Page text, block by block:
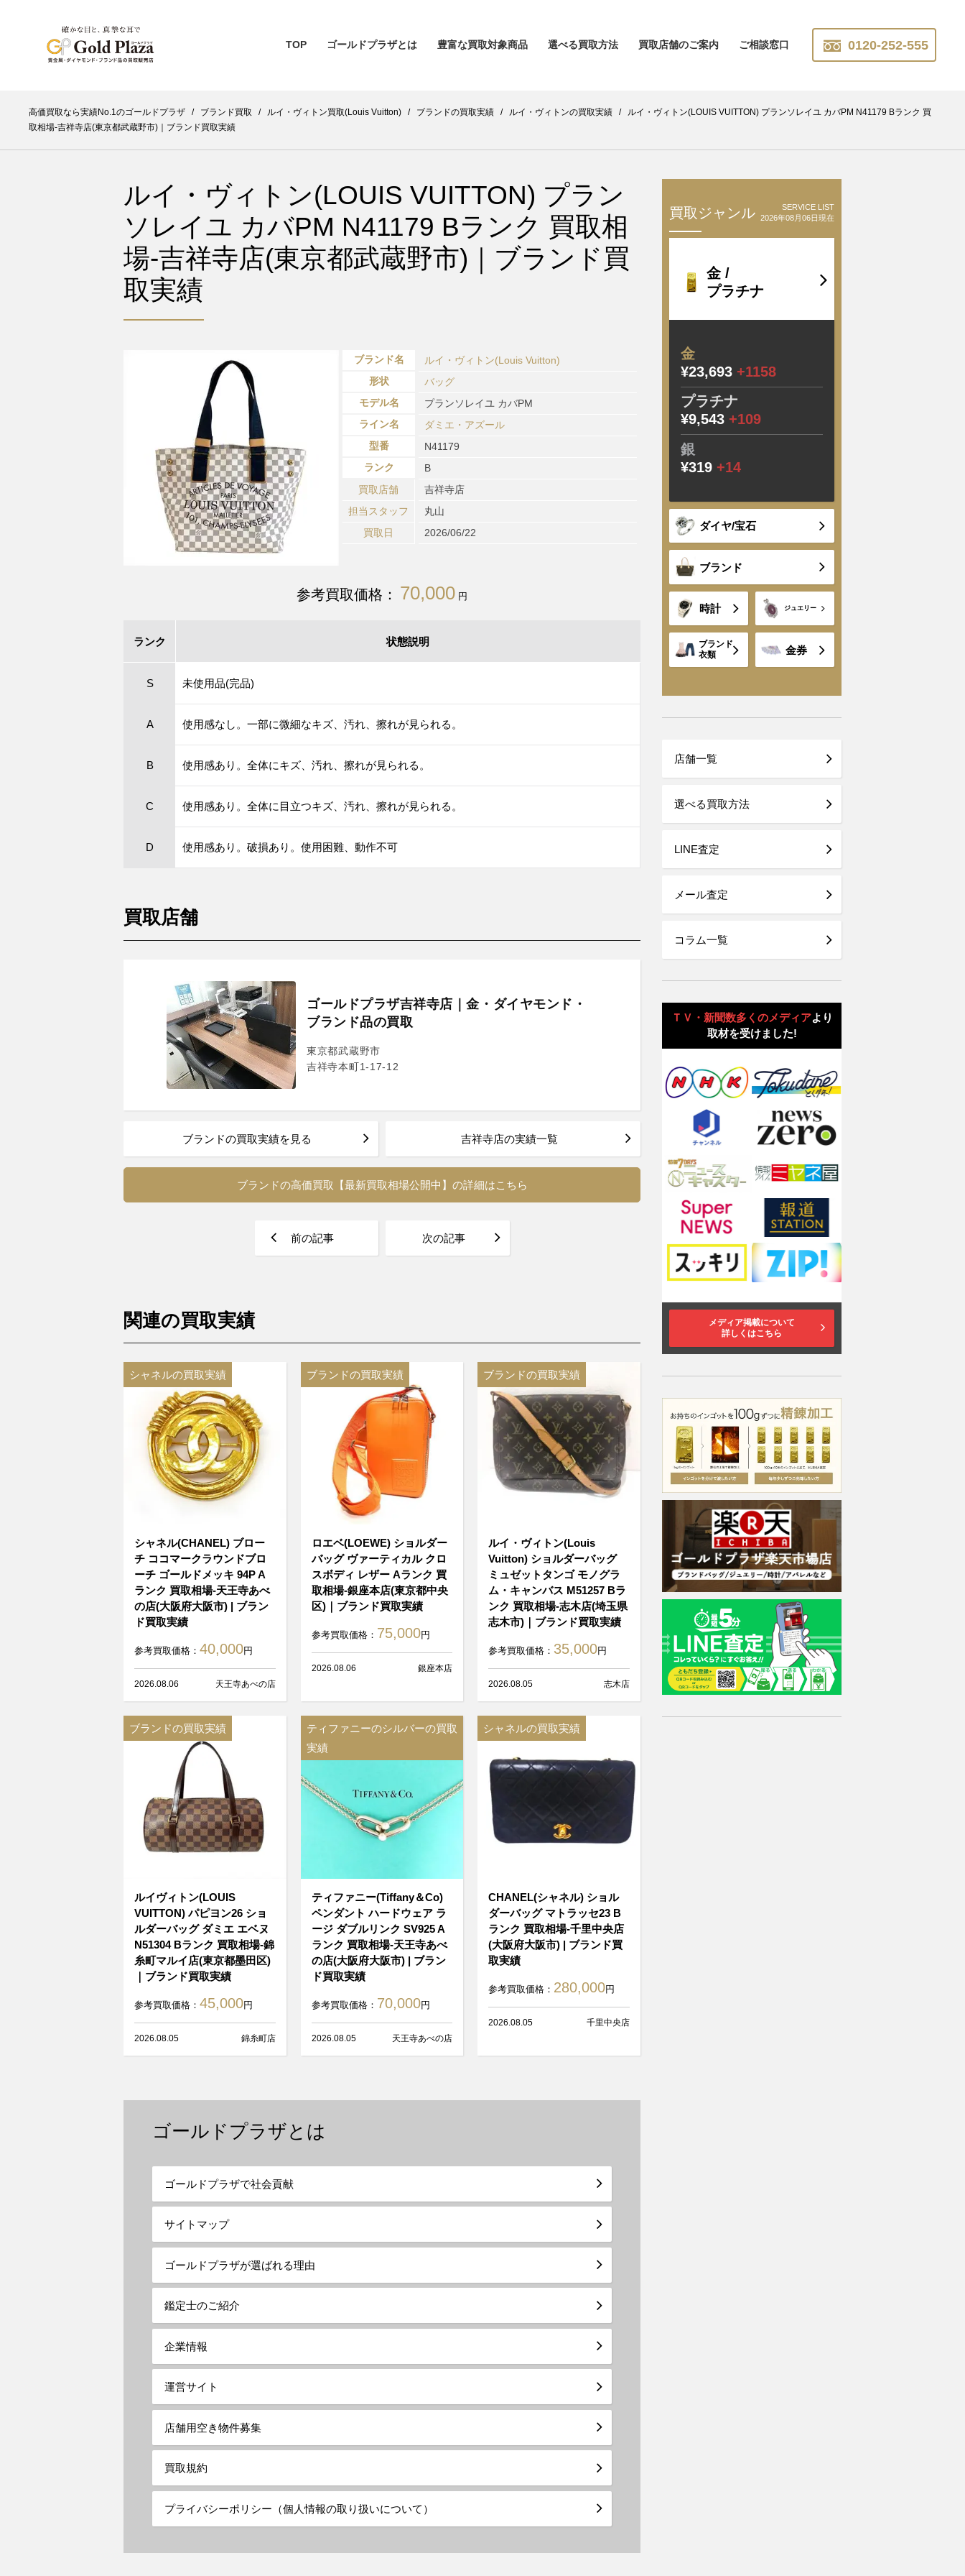
TOP ゴールドプラザとは 豊富な買取対象商品 選べる買取方法 買取店舗のご案内 ご相談窓口 0120-252-555
高価買取なら実績No.1のゴールドプラザ / ブランド買取 / ルイ・ヴィトン買取(Louis Vuitton) / ブランドの買取実績 / ルイ・ヴィトンの買取実績 /
ルイ・ヴィトン(LOUIS VUITTON) プランソレイユ カバPM N41179 Bランク 買
取相場-吉祥寺店(東京都武蔵野市)｜ブランド買取実績
ルイ・ヴィトン(LOUIS VUITTON) プラン
ソレイユ カバPM N41179 Bランク 買取相
場-吉祥寺店(東京都武蔵野市)｜ブランド買
取実績
ブランド名
ルイ・ヴィトン(Louis Vuitton)
形状
バッグ
モデル名
プランソレイユ カバPM
ライン名
ダミエ・アズール
型番
N41179
ランク
B
買取店舗
吉祥寺店
担当スタッフ
丸山
買取日
2026/06/22
参考買取価格： 70,000 円
ランク 状態説明
S 未使用品(完品)
A 使用感なし。一部に微細なキズ、汚れ、擦れが見られる。
B 使用感あり。全体にキズ、汚れ、擦れが見られる。
C 使用感あり。全体に目立つキズ、汚れ、擦れが見られる。
D 使用感あり。破損あり。使用困難、動作不可
買取店舗
ゴールドプラザ吉祥寺店｜金・ダイヤモンド・
ブランド品の買取
東京都武蔵野市
吉祥寺本町1-17-12
ブランドの買取実績を見る 吉祥寺店の実績一覧
ブランドの高価買取【最新買取相場公開中】の詳細はこちら
前の記事 次の記事
関連の買取実績
シャネルの買取実績
シャネル(CHANEL) ブロー
チ ココマークラウンドブロ
ーチ ゴールドメッキ 94P A
ランク 買取相場-天王寺あべ
の店(大阪府大阪市) | ブラン
ド買取実績
参考買取価格： 40,000円
2026.08.06 天王寺あべの店
ブランドの買取実績
ロエベ(LOEWE) ショルダー
バッグ ヴァーティカル クロ
スボディ レザー Aランク 買
取相場-銀座本店(東京都中央
区)｜ブランド買取実績
参考買取価格： 75,000円
2026.08.06 銀座本店
ブランドの買取実績
ルイ・ヴィトン(Louis
Vuitton) ショルダーバッグ
ミュゼットタンゴ モノグラ
ム・キャンバス M51257 Bラ
ンク 買取相場-志木店(埼玉県
志木市)｜ブランド買取実績
参考買取価格： 35,000円
2026.08.05 志木店
ブランドの買取実績
ルイヴィトン(LOUIS
VUITTON) パピヨン26 ショ
ルダーバッグ ダミエ エベヌ
N51304 Bランク 買取相場-錦
糸町マルイ店(東京都墨田区)
｜ブランド買取実績
参考買取価格： 45,000円
2026.08.05 錦糸町店
ティファニーのシルバーの買取
実績
ティファニー(Tiffany＆Co)
ペンダント ハードウェア ラ
ージ ダブルリンク SV925 A
ランク 買取相場-天王寺あべ
の店(大阪府大阪市) | ブラン
ド買取実績
参考買取価格： 70,000円
2026.08.05 天王寺あべの店
シャネルの買取実績
CHANEL(シャネル) ショル
ダーバッグ マトラッセ23 B
ランク 買取相場-千里中央店
(大阪府大阪市) | ブランド買
取実績
参考買取価格： 280,000円
2026.08.05 千里中央店
ゴールドプラザとは
ゴールドプラザで社会貢献
サイトマップ
ゴールドプラザが選ばれる理由
鑑定士のご紹介
企業情報
運営サイト
店舗用空き物件募集
買取規約
プライバシーポリシー（個人情報の取り扱いについて）
買取ジャンル
SERVICE LIST
2026年08月06日現在
金 /
プラチナ
金
¥23,693 +1158
プラチナ
¥9,543 +109
銀
¥319 +14
ダイヤ/宝石
ブランド
時計 ジュエリー
ブランド
衣類
金券
店舗一覧
選べる買取方法
LINE査定
メール査定
コラム一覧
ＴＶ・新聞数多くのメディアより
取材を受けました!
メディア掲載について
詳しくはこちら